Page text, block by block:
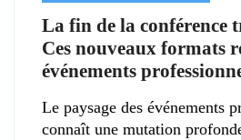
La fin de la conférence
Ces nouveaux formats
événements
Le paysage des événements
connaît une mutation